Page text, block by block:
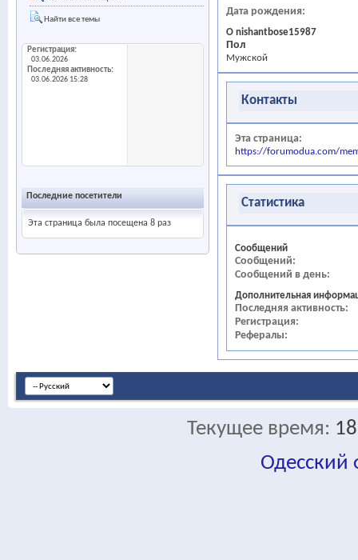
Найти все темы
Регистрация
03.06.2026
Последняя активность
03.06.2026 15:28
Последние посетители
Эта страница была посещена 8 раз
Дата рождения
О nishantbose15987
Пол
Мужской
Контакты
Эта страница
https://forumodua.com/
Статистика
Сообщений
Сообщений
Сообщений в день
Дополнительная
Последняя активность
Регистрация
Рефералы
Текущее время:
Одесский